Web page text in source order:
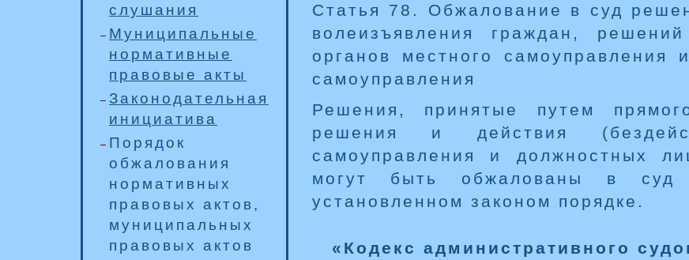
слушания
Муниципальные
нормативные
правовые акты
Законодательная
инициатива
Порядок
обжалования
нормативных
правовых актов,
муниципальных
правовых актов
Статья 78. Обжалование в суд
волеизъявления граждан,
органов местного самоуправления
самоуправления
Решения, принятые путем
решения и действия
самоуправления и должностных
могут быть обжалованы в
установленном законом порядке.
«Кодекс административного